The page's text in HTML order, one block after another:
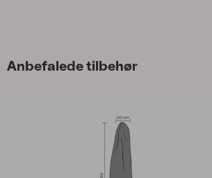
Anbefalede tilbehør